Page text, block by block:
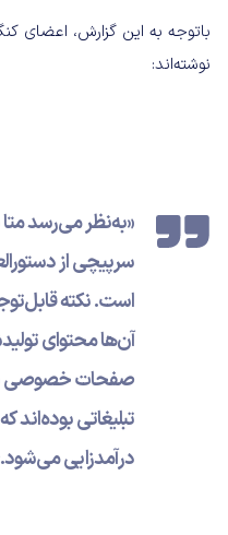
با‌توجه به این گزارش، اعضای
نوشته‌اند:
«به‌نظر می‌رسد متا
سرپیچی از
است. نکته
آن‌ها محتوای
صفحات خصوصی
تبلیغاتی بوده‌اند
درآمدزایی